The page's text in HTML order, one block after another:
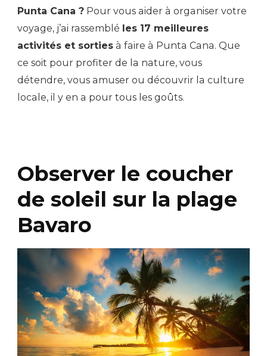
Punta Cana ? Pour vous aider à organiser votre
voyage, j’ai rassemblé les 17 meilleures
activités et sorties à faire à Punta Cana. Que
ce soit pour profiter de la nature, vous
détendre, vous amuser ou découvrir la culture
locale, il y en a pour tous les goûts.
Observer le coucher
de soleil sur la plage
Bavaro